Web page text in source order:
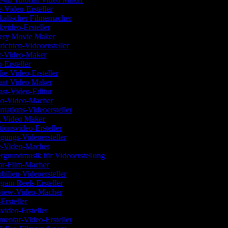
Video-Ersteller
Filmemacher
Ersteller
Movie Maker
Videoersteller
Video-Maker
Ersteller
Video-Ersteller
Video Maker
Video-Editor
Video-Macher
Videoersteller
Video Maker
Ersteller
Videoersteller
Video-Macher
für Videoerstellung
Film-Macher
Videoersteller
Reels Ersteller
Video-Macher
Ersteller
Video-Ersteller